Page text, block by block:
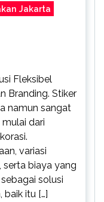
Jakarta
Fleksibel
Branding. Stiker
namun sangat
dari
variasi
serta biaya yang
solusi
baik itu […]